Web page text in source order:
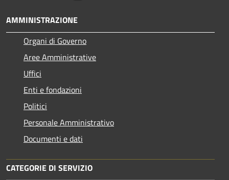
AMMINISTRAZIONE
Organi di Governo
Aree Amministrative
Uffici
Enti e fondazioni
Politici
Personale Amministrativo
Documenti e dati
CATEGORIE DI SERVIZIO